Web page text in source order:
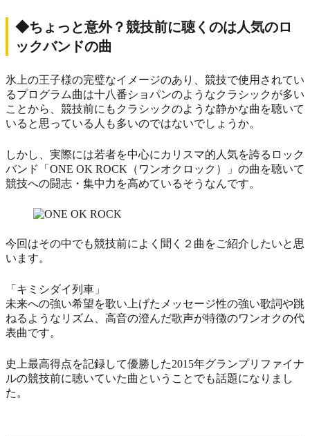
◆ちょっと意外？競技前に聴くのは人気のロ
ックバンドの曲
氷上の王子様の完璧なイメージのあり、競技で使用されてい
るプログラム曲は十八番ショパンのようなクラシックが多い
ことから、競技前にもクラシックのような静かな曲を聴いて
いると思っている人も多いのではないでしょうか。
しかし、実際には若者を中心にカリスマ的人気を誇るロック
バンド「ONE OK ROCK（ワンオクロック）」の曲を聴いて
競技への闘志・集中力を高めているそうなんです。
今回はその中でも競技前によく聞く２曲をご紹介したいと思
います。
「キミシダイ列車」
未来への強い希望を歌い上げたメッセージ性の強い歌詞や跳
ねるようなリズム、高音の澄んだ歌声が特徴のワンオクの代
表曲です。
史上最高得点を記録して優勝した2015年グランプリファイナ
ルの競技前に聴いていた曲ということでも話題になりまし
た。